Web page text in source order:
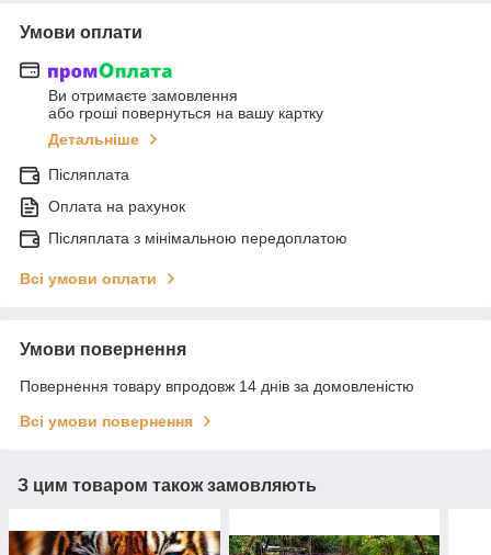
Умови оплати
Ви отримаєте замовлення
або гроші повернуться на вашу картку
Детальніше
Післяплата
Оплата на рахунок
Післяплата з мінімальною передоплатою
Всі умови оплати
Умови повернення
Повернення товару впродовж 14 днів за домовленістю
Всі умови повернення
З цим товаром також замовляють